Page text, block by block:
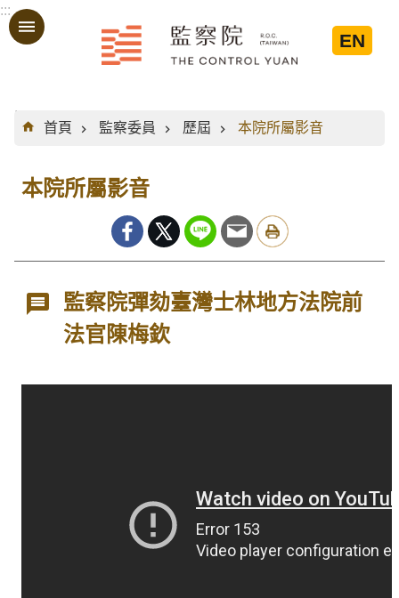
跳到主要內容區塊
:::
EN
:::
首頁
監察委員 歷屆 本院所屬影音
本院所屬影音
監察院彈劾臺灣士林地方法院前
法官陳梅欽